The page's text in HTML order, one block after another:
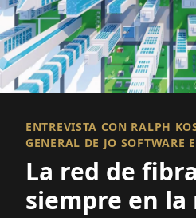
ENTREVISTA CON RALPH
GENERAL DE JO SOFTWARE
La red de
siempre en la